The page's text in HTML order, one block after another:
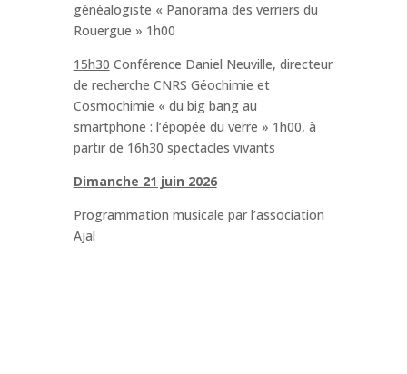
généalogiste « Panorama des verriers du
Rouergue » 1h00
15h30 Conférence Daniel Neuville, directeur
de recherche CNRS Géochimie et
Cosmochimie « du big bang au
smartphone : l’épopée du verre » 1h00, à
partir de 16h30 spectacles vivants
Dimanche 21 juin 2026
Programmation musicale par l’association
Ajal